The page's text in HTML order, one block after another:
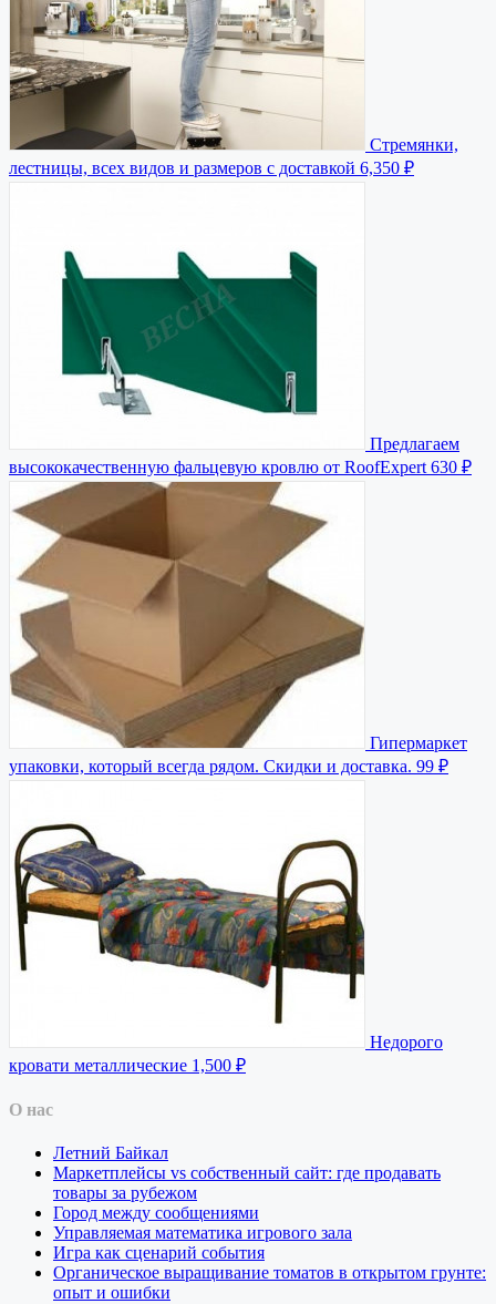
Стремянки,
лестницы, всех видов и размеров с доставкой 6,350 ₽
Предлагаем
высококачественную фальцевую кровлю от RoofExpert 630 ₽
Гипермаркет
упаковки, который всегда рядом. Скидки и доставка. 99 ₽
Недорого
кровати металлические 1,500 ₽
О нас
Летний Байкал
Маркетплейсы vs собственный сайт: где продавать
товары за рубежом
Город между сообщениями
Управляемая математика игрового зала
Игра как сценарий события
Органическое выращивание томатов в открытом грунте:
опыт и ошибки